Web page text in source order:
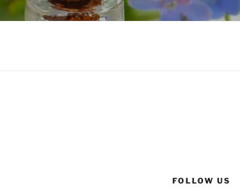
FOLLOW US